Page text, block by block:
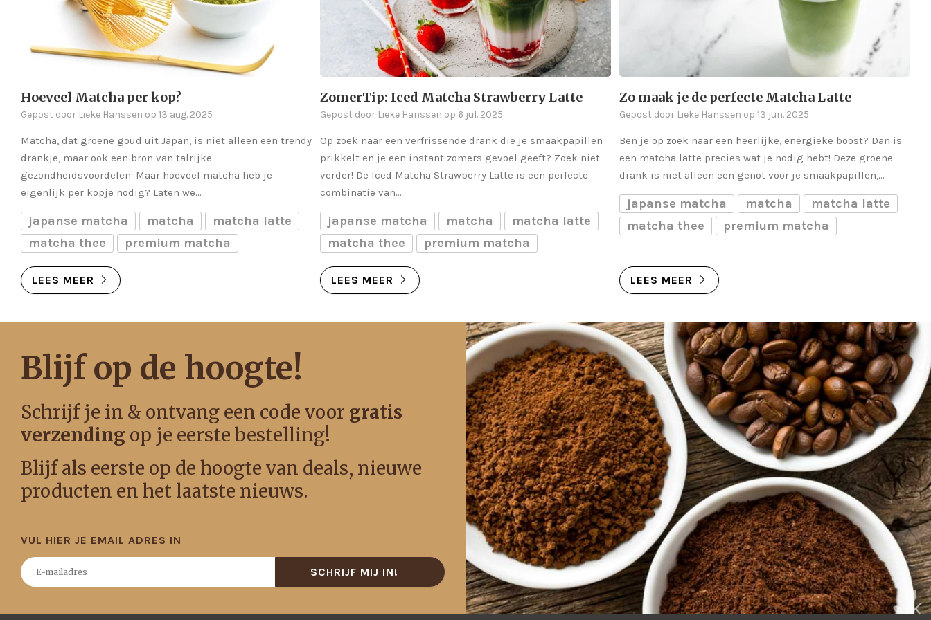
Hoeveel Matcha per kop?
Gepost door Lieke Hanssen op 13 aug. 2025
Matcha, dat groene goud uit Japan, is niet alleen een trendy
drankje, maar ook een bron van talrijke
gezondheidsvoordelen. Maar hoeveel matcha heb je
eigenlijk per kopje nodig? Laten we...
japanse matcha matcha
matcha latte
matcha thee
premium matcha
LEES MEER
ZomerTip: Iced Matcha Strawberry Latte
Gepost door Lieke Hanssen op 6 jul. 2025
Op zoek naar een verfrissende drank die je smaakpapillen
prikkelt en je een instant zomers gevoel geeft? Zoek niet
verder! De Iced Matcha Strawberry Latte is een perfecte
combinatie van...
japanse matcha matcha
matcha latte
matcha thee
premium matcha
LEES MEER
Zo maak je de perfecte Matcha Latte
Gepost door Lieke Hanssen op 13 jun. 2025
Ben je op zoek naar een heerlijke, energieke boost? Dan is
een matcha latte precies wat je nodig hebt! Deze groene
drank is niet alleen een genot voor je smaakpapillen,...
japanse matcha matcha
matcha latte
matcha thee
premium matcha
LEES MEER
Blijf op de hoogte!
Schrijf je in & ontvang een code voor gratis
verzending op je eerste bestelling!
Blijf als eerste op de hoogte van deals, nieuwe
producten en het laatste nieuws.
VUL HIER JE EMAIL ADRES IN
SCHRIJF MIJ IN!